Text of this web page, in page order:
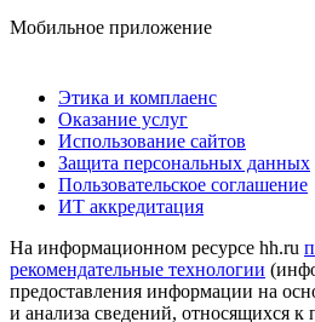
Мобильное приложение
Этика и комплаенс
Оказание услуг
Использование сайтов
Защита персональных данных
Пользовательское соглашение
ИТ аккредитация
На информационном ресурсе hh.ru
рекомендательные технологии
предоставления информации на
и анализа сведений, относящихся к